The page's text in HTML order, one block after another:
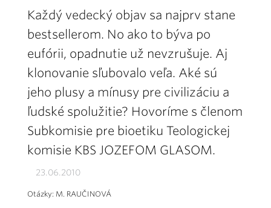
Každý vedecký objav sa najprv stane
bestsellerom. No ako to býva po
eufórii, opadnutie už nevzrušuje. Aj
klonovanie sľubovalo veľa. Aké sú
jeho plusy a mínusy pre civilizáciu a
ľudské spolužitie? Hovoríme s členom
Subkomisie pre bioetiku Teologickej
komisie KBS JOZEFOM GLASOM.
23.06.2010
Otázky: M. RAUČINOVÁ